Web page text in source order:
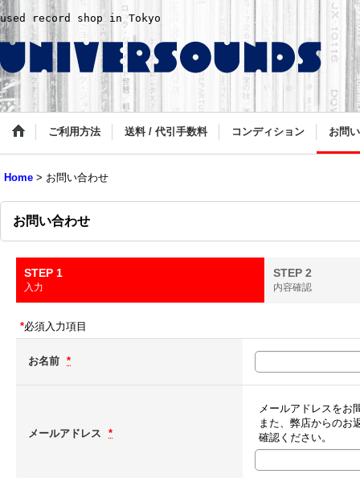
used record shop in Tokyo
ご利用方法 送料 / 代引手数料 コンディション お問
Home > お問い合わせ
お問い合わせ
STEP 1
入力
STEP 2
内容確認
*必須入力項目
お名前 *
メールアドレス *
メールアドレスをお
また、弊店からのお
確認ください。